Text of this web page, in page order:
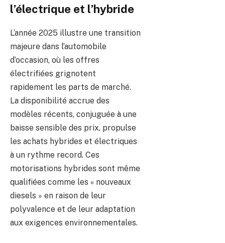
l’électrique et l’hybride
L’année 2025 illustre une transition
majeure dans l’automobile
d’occasion, où les offres
électrifiées grignotent
rapidement les parts de marché.
La disponibilité accrue des
modèles récents, conjuguée à une
baisse sensible des prix, propulse
les achats hybrides et électriques
à un rythme record. Ces
motorisations hybrides sont même
qualifiées comme les « nouveaux
diesels » en raison de leur
polyvalence et de leur adaptation
aux exigences environnementales.